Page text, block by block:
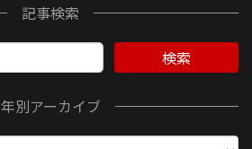
記事検索
検索
年別アーカイブ